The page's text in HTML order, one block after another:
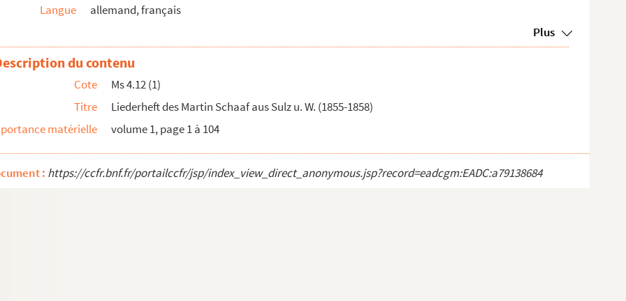
März 1789
par M. Flückiger, professeur à la Faculté ...
sequentia et Logica Tractatus de Deo Incarn...
Langue
allemand, français
Plus
du contenu
Cote
Ms 4.12 (1)
Titre
Liederheft des Martin Schaaf aus Sulz u. W. (1855-1858)
matérielle
volume 1, page 1 à 104
: https://ccfr.bnf.fr/portailccfr/jsp/index_view_direct_anonymous.jsp?record=eadcgm:EADC:a79138684